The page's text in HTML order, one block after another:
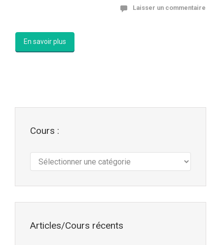
Laisser un commentaire
En savoir plus
Cours :
Articles/Cours récents